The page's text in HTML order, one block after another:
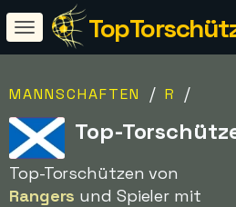
MANNSCHAFTEN / R /
Top-
Top-Torschützen von
Rangers und Spieler mit